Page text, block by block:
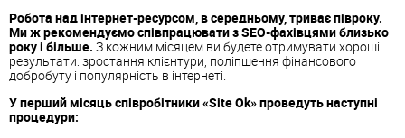
Робота над інтернет-ресурсом, в середньому, триває півроку.
Ми ж рекомендуємо співпрацювати з SEO-фахівцями близько
року і більше. З кожним місяцем ви будете отримувати хороші
результати: зростання клієнтури, поліпшення фінансового
добробуту і популярність в інтернеті.
У перший місяць співробітники «Site Ok» проведуть наступні
процедури: